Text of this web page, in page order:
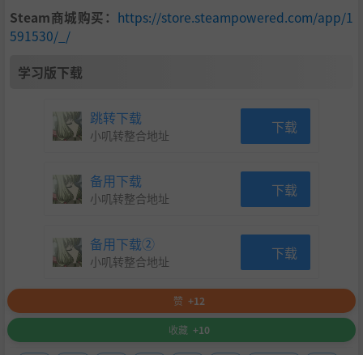
Steam商城购买： https://store.steampowered.com/app/1
591530/_/
学习版下载
跳转下载
小叽转整合地址 下载
备用下载
小叽转整合地址 下载
备用下载②
小叽转整合地址 下载
赞 +12
收藏 +10